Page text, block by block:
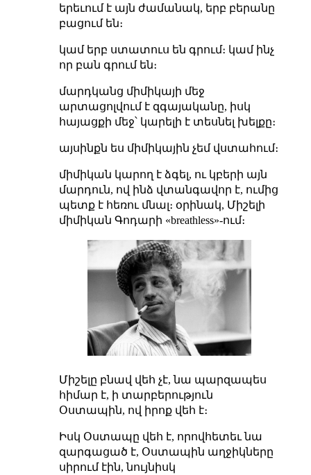
երեւում է այն ժամանակ, երբ բերանը
բացում են։
կամ երբ ստատուս են գրում։ կամ ինչ
որ բան գրում են։
մարդկանց միմիկայի մեջ
արտացոլվում է զգայականը, իսկ
հայացքի մեջ՝ կարելի է տեսնել խելքը։
այսինքն ես միմիկային չեմ վստահում։
միմիկան կարող է ձգել, ու կբերի այն
մարդուն, ով ինձ վտանգավոր է, ումից
պետք է հեռու մնալ։ օրինակ, Միշելի
միմիկան Գոդարի «breathless»-ում։
Միշելը բնավ վեհ չէ, նա պարզապես
հիմար է, ի տարբերություն
Օստապին, ով իրոք վեհ է։
Իսկ Օստապը վեհ է, որովհետեւ նա
զարգացած է, Օստապին աղջիկները
սիրում էին, նույնիսկ